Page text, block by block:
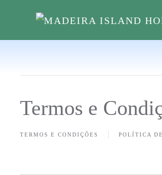
Skip to main content
Termos e
TERMOS E CONDIÇÕES POLÍTICA